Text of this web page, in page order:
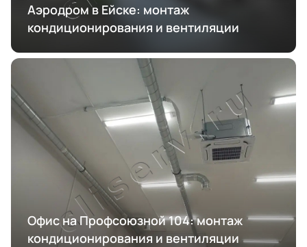
Аэродром в Ейске: монтаж
кондиционирования и вентиляции
Офис на Профсоюзной 104: монтаж
кондиционирования и вентиляции